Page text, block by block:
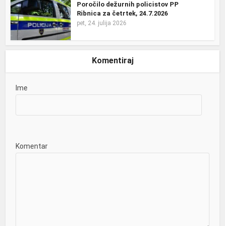
Poročilo dežurnih policistov PP
Ribnica za četrtek, 24.7.2026
pet, 24. julija 2026
Komentiraj
Ime
Komentar